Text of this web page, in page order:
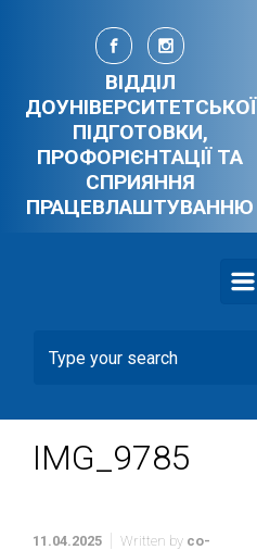
Skip to main content
ВІДДІЛ
ДОУНІВЕРСИТЕТСЬКОЇ
ПІДГОТОВКИ,
ПРОФОРІЄНТАЦІЇ ТА
СПРИЯННЯ
ПРАЦЕВЛАШТУВАННЮ
IMG_9785
11.04.2025 Written by co-